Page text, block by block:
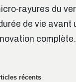
rayures du
de vie avant
complète.
récents